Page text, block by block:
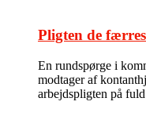
Pligten de
En rundspørge i
modtager af
arbejdspligten på